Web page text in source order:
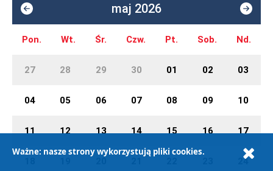
maj 2026
Pon. Wt. Śr. Czw. Pt. Sob. Nd.
27 28 29 30 01 02 03
04 05 06 07 08 09 10
11 12 13 14 15 16 17
24
Ważne: nasze strony wykorzystują pliki cookies.